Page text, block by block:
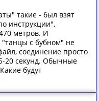
такие - был взят
инструкции",
метров. И
"танцы с бубном" не
соединение просто
20 секунд. Обычные
будут